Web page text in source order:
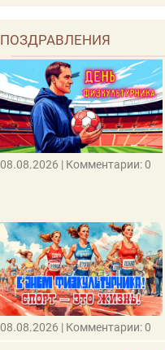
ПОЗДРАВЛЕНИЯ
08.08.2026 | Комментарии: 0
08.08.2026 | Комментарии: 0